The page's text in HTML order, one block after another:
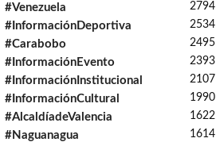
#Venezuela 2794
#InformaciónDeportiva 2534
#Carabobo 2495
#InformaciónEvento 2393
#InformaciónInstitucional 2107
#InformaciónCultural 1990
#AlcaldíadeValencia 1622
#Naguanagua 1614